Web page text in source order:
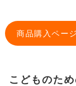
商品購入ペー
こどものた